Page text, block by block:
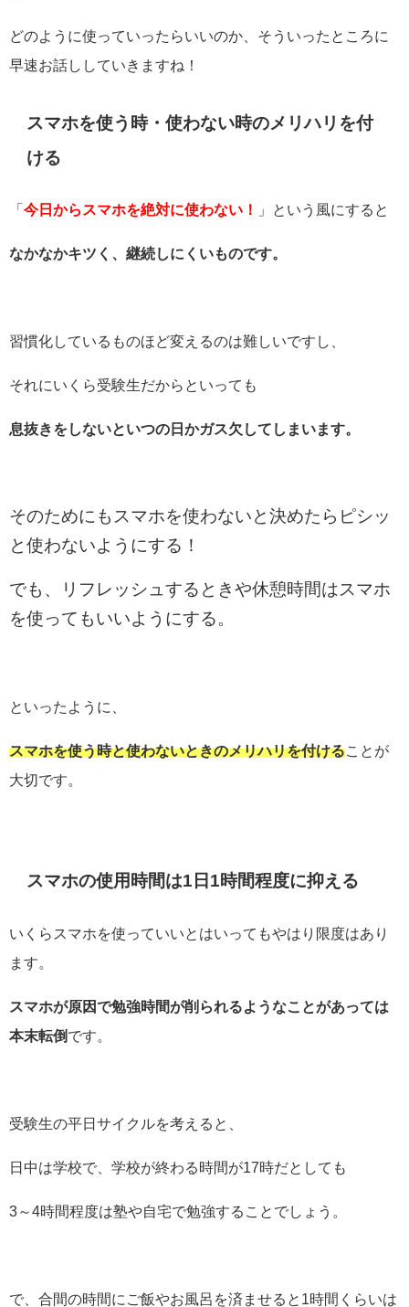
どのように使っていったらいいのか、そういったところに
早速お話ししていきますね！
スマホを使う時・使わない時のメリハリを付
ける
「 今日からスマホを絶対に使わない！ 」という風にすると
なかなかキツく、継続しにくいものです。
習慣化しているものほど変えるのは難しいですし、
それにいくら受験生だからといっても
息抜きをしないといつの日かガス欠してしまいます。
そのためにもスマホを使わないと決めたらピシッ
と使わないようにする！
でも、リフレッシュするときや休憩時間はスマホ
を使ってもいいようにする。
といったように、
スマホを使う時と使わないときのメリハリを付ける ことが
大切です。
スマホの使用時間は1日1時間程度に抑える
いくらスマホを使っていいとはいってもやはり限度はあり
ます。
スマホが原因で勉強時間が削られるようなことがあっては
本末転倒です。
受験生の平日サイクルを考えると、
日中は学校で、学校が終わる時間が17時だとしても
3～4時間程度は塾や自宅で勉強することでしょう。
で、合間の時間にご飯やお風呂を済ませると1時間くらいは